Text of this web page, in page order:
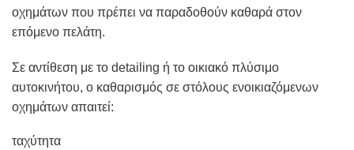
οχημάτων που πρέπει να παραδοθούν καθαρά στον
επόμενο πελάτη.
Σε αντίθεση με το detailing ή το οικιακό πλύσιμο
αυτοκινήτου, ο καθαρισμός σε στόλους ενοικιαζόμενων
οχημάτων απαιτεί:
ταχύτητα